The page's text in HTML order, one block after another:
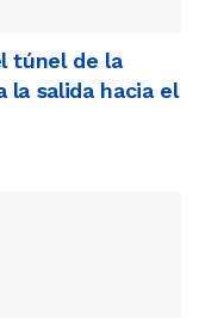
túnel de la
la salida hacia el